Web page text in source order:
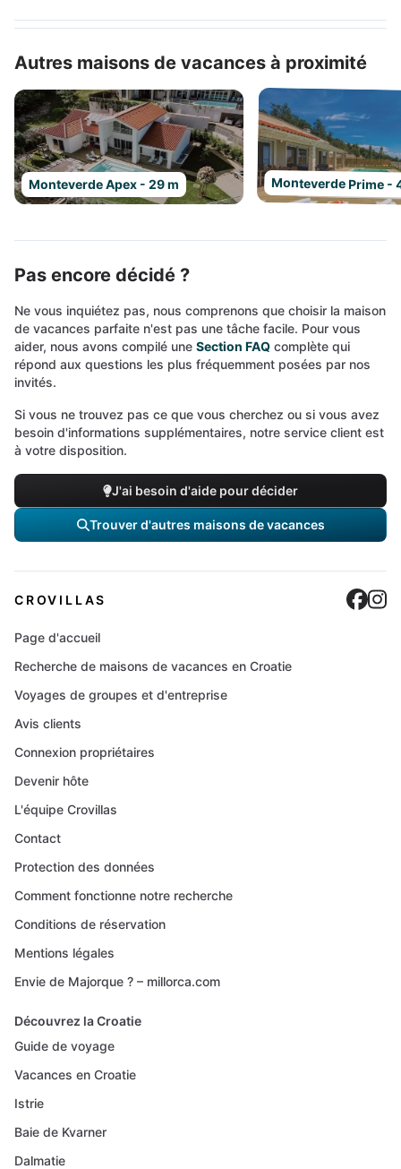
Autres maisons de vacances à proximité
Monteverde Apex - 29 m Monteverde Prime -
Pas encore décidé ?
Ne vous inquiétez pas, nous comprenons que choisir la maison
de vacances parfaite n'est pas une tâche facile. Pour vous
aider, nous avons compilé une Section FAQ complète qui
répond aux questions les plus fréquemment posées par nos
invités.
Si vous ne trouvez pas ce que vous cherchez ou si vous avez
besoin d'informations supplémentaires, notre service client est
à votre disposition.
J'ai besoin d'aide pour décider
Trouver d'autres maisons de vacances
CROVILLAS
Page d'accueil
Recherche de maisons de vacances en Croatie
Voyages de groupes et d'entreprise
Avis clients
Connexion propriétaires
Devenir hôte
L'équipe Crovillas
Contact
Protection des données
Comment fonctionne notre recherche
Conditions de réservation
Mentions légales
Envie de Majorque ? – millorca.com
Découvrez la Croatie
Guide de voyage
Vacances en Croatie
Istrie
Baie de Kvarner
Dalmatie